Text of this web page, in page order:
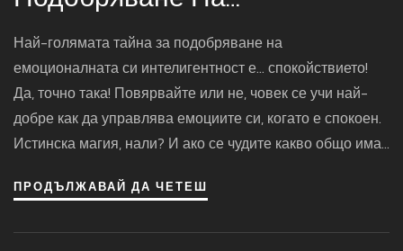
Емоционалната
Интелигентност
Най-голямата тайна за подобряване на
емоционалната си интелигентност е... спокойствието!
Да, точно така! Повярвайте или не, човек се учи най-
добре как да управлява емоциите си, когато е спокоен.
Истинска магия, нали? И ако се чудите какво общо има
братя и сестри, просто се опитайте да бъдете спокойни
ПРОДЪЛЖАВАЙ ДА ЧЕТЕШ